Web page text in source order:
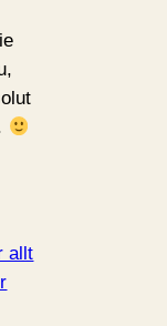
allt